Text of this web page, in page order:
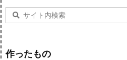
作ったもの